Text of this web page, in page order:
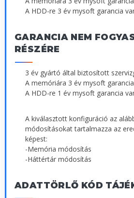
A HDD-re 3 év mysoft garancia
GARANCIA NEM
RÉSZÉRE
3 év gyártó által biztosított
A memóriára 3 év mysoft
A HDD-re 1 év mysoft garancia
A kiválasztott konfiguráció az
módosításokat tartalmazza az
képest:
-Memória módosítás
-Háttértár módosítás
ADATTÖRLŐ KÓD